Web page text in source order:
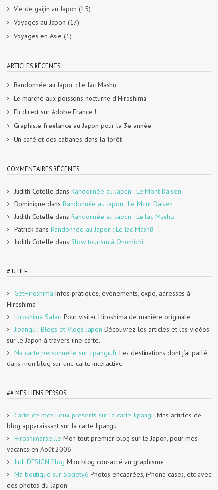
Vie de gaijin au Japon (15)
Voyages au Japon (17)
Voyages en Asie (1)
ARTICLES RÉCENTS
Randonnée au Japon : Le lac Mashū
Le marché aux poissons nocturne d’Hiroshima
En direct sur Adobe France !
Graphiste freelance au Japon pour la 3e année
Un café et des cabanes dans la forêt
COMMENTAIRES RÉCENTS
Judith Cotelle dans Randonnée au Japon : Le Mont Daisen
Dominique dans Randonnée au Japon : Le Mont Daisen
Judith Cotelle dans Randonnée au Japon : Le lac Mashū
Patrick dans Randonnée au Japon : Le lac Mashū
Judith Cotelle dans Slow tourism à Onomichi
# UTILE
GetHiroshima Infos pratiques, évènements, expo, adresses à
Hiroshima.
Hiroshima Safari Pour visiter Hiroshima de manière originale
Jipangu | Blogs et Vlogs Japon Découvrez les articles et les vidéos
sur le Japon à travers une carte.
Ma carte personnelle sur Jipangu.fr Les destinations dont j’ai parlé
dans mon blog sur une carte interactive
## MES LIENS PERSOS
Carte de mes lieux présents sur la carte Jipangu Mes articles de
blog apparaissant sur la carte Jipangu
Hiroshimarseille Mon tout premier blog sur le Japon, pour mes
vacancs en Août 2006
Judi DESIGN Blog Mon blog consacré au graphisme
Ma boutique sur Society6 Photos encadrées, iPhone cases, etc avec
des photos du Japon